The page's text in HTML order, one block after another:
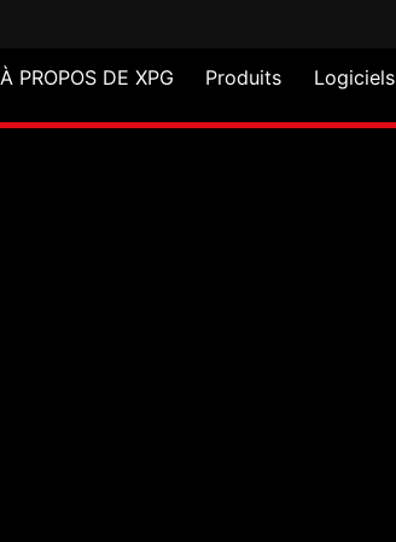
À PROPOS DE XPG Produits Logiciels